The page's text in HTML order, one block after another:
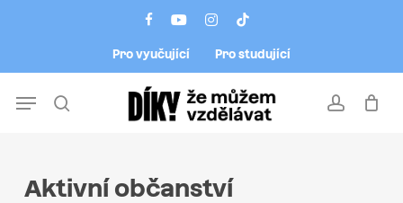
facebookyoutubeinstagram
tiktok
Pro vyučující Pro studující
account
Menu
Aktivní občanství